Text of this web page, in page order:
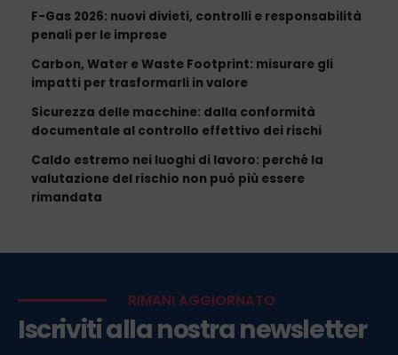
F-Gas 2026: nuovi divieti, controlli e responsabilità
penali per le imprese
Carbon, Water e Waste Footprint: misurare gli
impatti per trasformarli in valore
Sicurezza delle macchine: dalla conformità
documentale al controllo effettivo dei rischi
Caldo estremo nei luoghi di lavoro: perché la
valutazione del rischio non può più essere
rimandata
RIMANI AGGIORNATO
Iscriviti alla nostra newsletter